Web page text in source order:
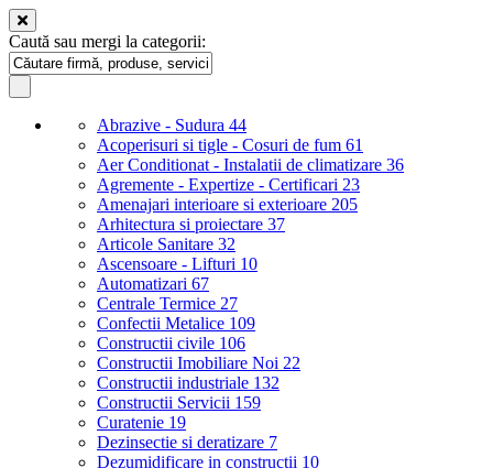
Caută sau mergi la categorii:
Abrazive - Sudura 44
Acoperisuri si tigle - Cosuri de fum 61
Aer Conditionat - Instalatii de climatizare 36
Agremente - Expertize - Certificari 23
Amenajari interioare si exterioare 205
Arhitectura si proiectare 37
Articole Sanitare 32
Ascensoare - Lifturi 10
Automatizari 67
Centrale Termice 27
Confectii Metalice 109
Constructii civile 106
Constructii Imobiliare Noi 22
Constructii industriale 132
Constructii Servicii 159
Curatenie 19
Dezinsectie si deratizare 7
Dezumidificare in constructii 10